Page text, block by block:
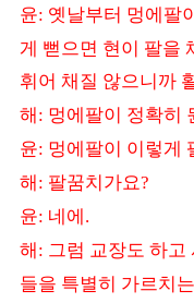
윤: 옛날부터 멍에팔
게 뻗으면 현이 팔을
휘어 채질 않으니까
해: 멍에팔이 정확히
윤: 멍에팔이 이렇게
해: 팔꿈치가요?
윤: 네에.
해: 그럼 교장도 하고
들을 특별히 가르치